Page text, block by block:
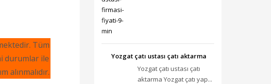
Tüm
durumlar ile
alınmalıdır.
Yozgat çatı ustası çatı aktarma
Yozgat çatı ustası çatı
aktarma Yozgat çatı yap...